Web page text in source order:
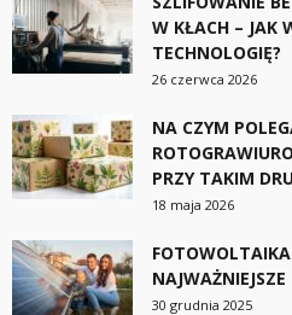
W KŁACH – JAK
TECHNOLOGIĘ?
26 czerwca 2026
NA CZYM
PRZY TAKIM
18 maja 2026
30 grudnia 2025